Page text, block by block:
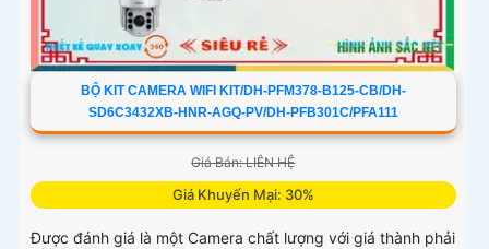
BỘ KIT CAMERA WIFI KIT/DH-PFM378-B125-CB/DH-
SD6C3432XB-HNR-AGQ-PV/DH-PFB301C/PFA111
Giá Bán: LIÊN HỆ
Giá Khuyến Mại: 30%
Được đánh giá là một Camera chất lượng với giá thành phải